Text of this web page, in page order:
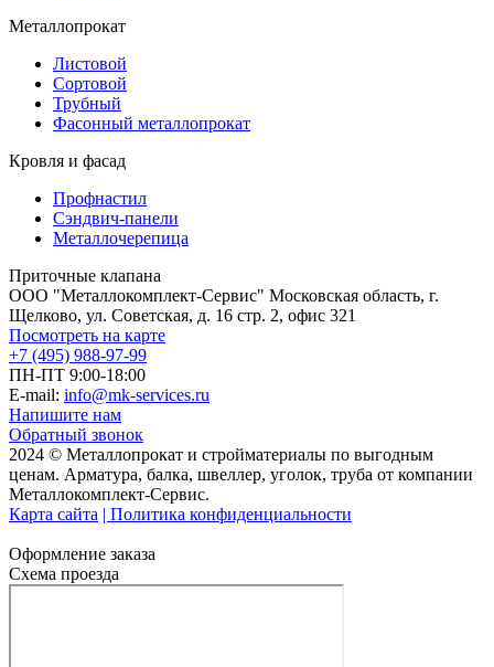
Металлопрокат
Листовой
Сортовой
Трубный
Фасонный металлопрокат
Кровля и фасад
Профнастил
Сэндвич-панели
Металлочерепица
Приточные клапана
ООО "Металлокомплект-Сервис" Московская область, г.
Щелково, ул. Советская, д. 16 стр. 2, офис 321
Посмотреть на карте
+7 (495) 988-97-99
ПН-ПТ 9:00-18:00
E-mail: info@mk-services.ru
Напишите нам
Обратный звонок
2024 © Металлопрокат и стройматериалы по выгодным
ценам. Арматура, балка, швеллер, уголок, труба от компании
Металлокомплект-Сервис.
Карта сайта | Политика конфиденциальности
Оформление заказа
Схема проезда